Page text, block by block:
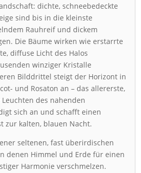
dichte, schneebedeckte
sind bis in die kleinste
Rauhreif und dickem
Die Bäume wirken wie erstarrte
diffuse Licht des Halos
winziger Kristalle
Bilddrittel steigt der Horizont in
und Rosaton an – das allererste,
des nahenden
sich an und schafft einen
zur kalten, blauen Nacht.
seltenen, fast überirdischen
denen Himmel und Erde für einen
Harmonie verschmelzen.